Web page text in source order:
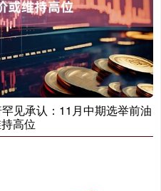
见承认：11月中期选举前油
高位